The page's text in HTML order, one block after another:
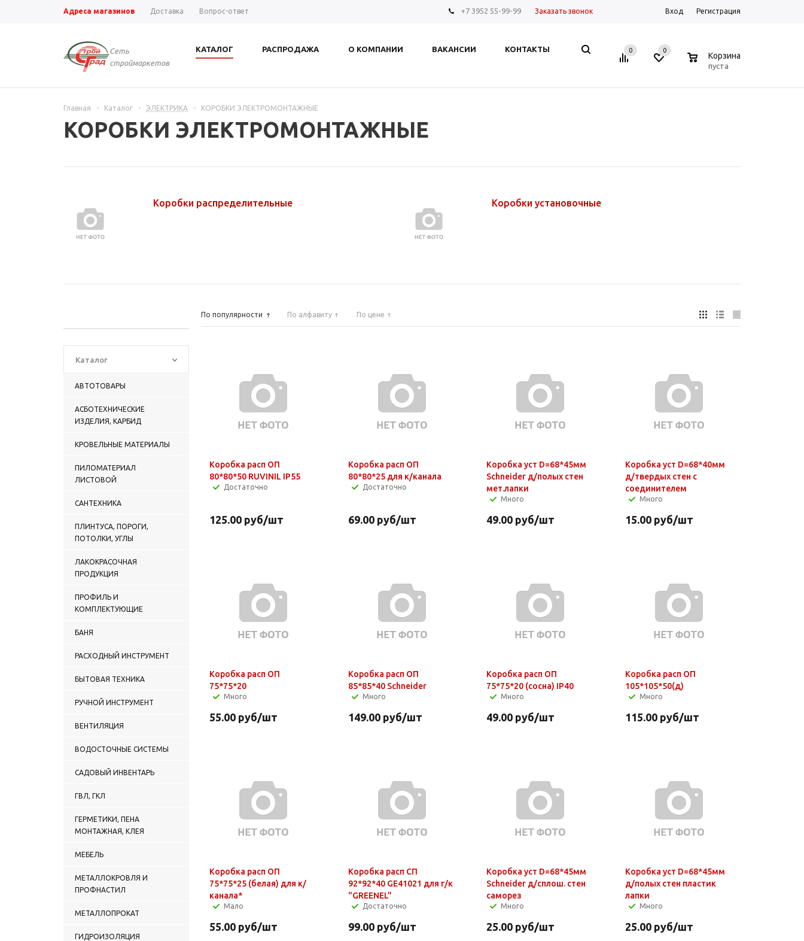
Адреса магазинов Доставка Вопрос-ответ +7 3952 55-99-99 Заказать звонок Вход Регистрация
Сеть
строймаркетов
КАТАЛОГ РАСПРОДАЖА О КОМПАНИИ ВАКАНСИИ КОНТАКТЫ 0 0
Корзина
пуста
Главная - Каталог - ЭЛЕКТРИКА - КОРОБКИ ЭЛЕКТРОМОНТАЖНЫЕ
КОРОБКИ ЭЛЕКТРОМОНТАЖНЫЕ
Коробки распределительные Коробки установочные
Каталог
АВТОТОВАРЫ
АСБОТЕХНИЧЕСКИЕ
ИЗДЕЛИЯ, КАРБИД
КРОВЕЛЬНЫЕ МАТЕРИАЛЫ
ПИЛОМАТЕРИАЛ
ЛИСТОВОЙ
САНТЕХНИКА
ПЛИНТУСА, ПОРОГИ,
ПОТОЛКИ, УГЛЫ
ЛАКОКРАСОЧНАЯ
ПРОДУКЦИЯ
ПРОФИЛЬ И
КОМПЛЕКТУЮЩИЕ
БАНЯ
РАСХОДНЫЙ ИНСТРУМЕНТ
БЫТОВАЯ ТЕХНИКА
РУЧНОЙ ИНСТРУМЕНТ
ВЕНТИЛЯЦИЯ
ВОДОСТОЧНЫЕ СИСТЕМЫ
САДОВЫЙ ИНВЕНТАРЬ
ГВЛ, ГКЛ
ГЕРМЕТИКИ, ПЕНА
МОНТАЖНАЯ, КЛЕЯ
МЕБЕЛЬ
МЕТАЛЛОКРОВЛЯ И
ПРОФНАСТИЛ
МЕТАЛЛОПРОКАТ
ГИДРОИЗОЛЯЦИЯ
По популярности По алфавиту По цене
Коробка расп ОП
80*80*50 RUVINIL IP55
Достаточно
125.00 руб/шт
Коробка расп ОП
80*80*25 для к/канала
Достаточно
69.00руб/шт
Коробка уст D=68*45мм
Schneider д/полых стен
мет.лапки
Много
49.00 руб/шт
Коробка уст D=68*40мм
д/твердых стен с
соединителем
Много
15.00руб/шт
Коробка расп ОП
75*75*20
Много
55.00 руб/шт
Коробка расп ОП
85*85*40 Schneider
Много
149.00руб/шт
Коробка расп ОП
75*75*20 (сосна) IP40
Много
49.00 руб/шт
Коробка расп ОП
105*105*50(д)
Много
115.00руб/шт
Коробка расп ОП
75*75*25 (белая) для к/
канала*
Мало
55.00 руб/шт
Коробка расп СП
92*92*40 GE41021 для г/к
"GREENEL"
Достаточно
99.00руб/шт
Коробка уст D=68*45мм
Schneider д/сплош. стен
саморез
Много
25.00 руб/шт
Коробка уст D=68*45мм
д/полых стен пластик
лапки
Много
25.00руб/шт